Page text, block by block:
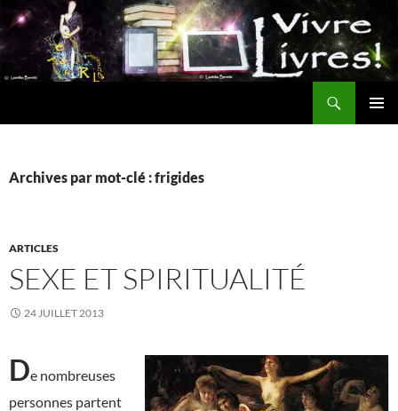
Aller
au
contenu
Archives par mot-clé : frigides
ARTICLES
SEXE ET SPIRITUALITÉ
24 JUILLET 2013
De nombreuses
personnes partent